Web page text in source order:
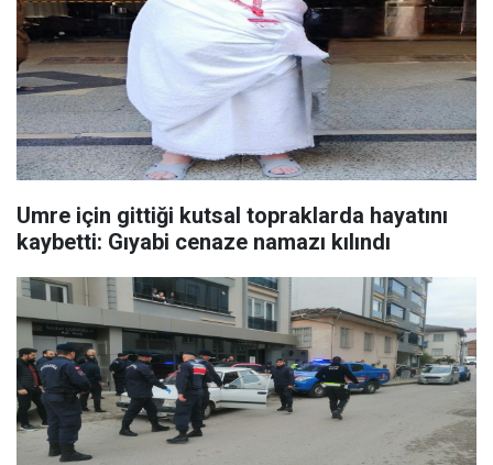
Umre için gittiği kutsal topraklarda hayatını
kaybetti: Gıyabi cenaze namazı kılındı